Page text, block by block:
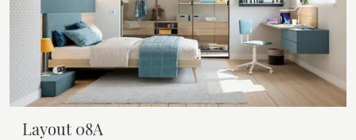
Layout 08A